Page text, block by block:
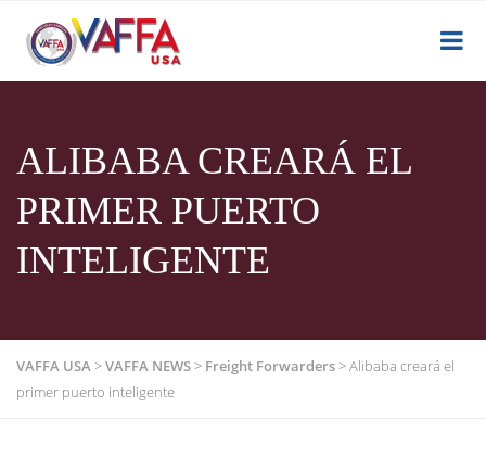
ALIBABA CREARÁ EL
PRIMER PUERTO
INTELIGENTE
VAFFA USA>VAFFA NEWS> Freight Forwarders>Alibaba creará el
primer puerto inteligente